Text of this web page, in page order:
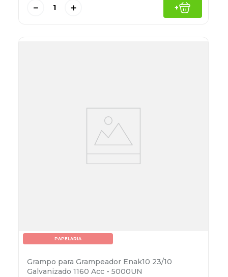
＋
－ +
PAPELARIA
Grampo para Grampeador Enak10 23/10
Galvanizado 1160 Acc - 5000UN